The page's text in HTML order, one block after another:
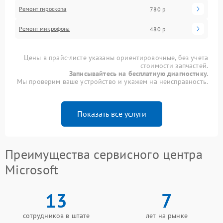
Ремонт гироскопа 780 р
Ремонт микрофона 480 р
Цены в прайс-листе указаны ориентировочные, без учета
стоимости запчастей.
Записывайтесь на бесплатную диагностику.
Мы проверим ваше устройство и укажем на неисправность.
Показать все услуги
Преимущества сервисного центра
Microsoft
13
сотрудников в штате
7
лет на рынке